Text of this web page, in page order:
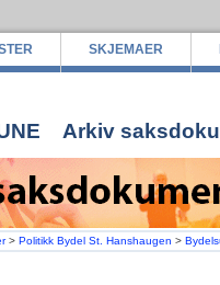
SKJEMAER
Arkiv
> Politikk Bydel St. Hanshaugen >